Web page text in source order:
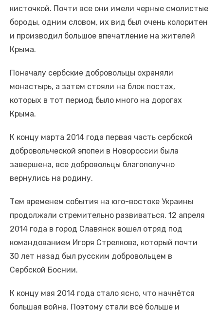
кисточкой. Почти все они имели черные смолистые
бороды, одним словом, их вид был очень колоритен
и производил большое впечатление на жителей
Крыма.
Поначалу сербские добровольцы охраняли
монастырь, а затем стояли на блок постах,
которых в тот период было много на дорогах
Крыма.
К концу марта 2014 года первая часть сербской
добровольческой эпопеи в Новороссии была
завершена, все добровольцы благополучно
вернулись на родину.
Тем временем события на юго-востоке Украины
продолжали стремительно развиваться. 12 апреля
2014 года в город Славянск вошел отряд под
командованием Игоря Стрелкова, который почти
30 лет назад был русским добровольцем в
Сербской Боснии.
К концу мая 2014 года стало ясно, что начнётся
большая война. Поэтому стали всё больше и